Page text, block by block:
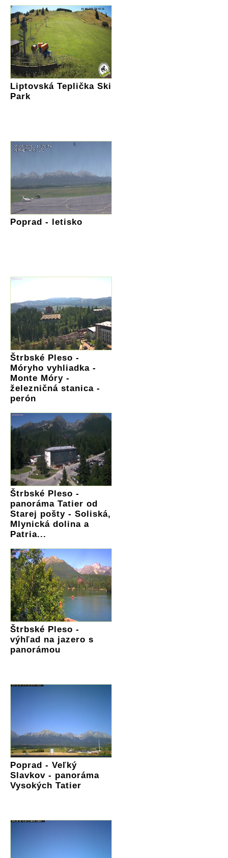
Liptovská Teplička Ski
Park
Poprad - letisko
Štrbské Pleso -
Móryho vyhliadka -
Monte Móry -
železničná stanica -
perón
Štrbské Pleso -
panoráma Tatier od
Starej pošty - Soliská,
Mlynická dolina a
Patria...
Štrbské Pleso -
výhľad na jazero s
panorámou
Poprad - Veľký
Slavkov - panoráma
Vysokých Tatier